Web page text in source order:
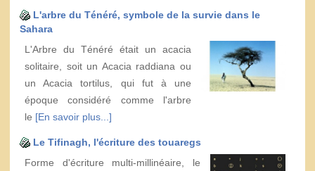
L'arbre du Ténéré, symbole de la survie dans le
Sahara
L'Arbre du Ténéré était un acacia
solitaire, soit un Acacia raddiana ou
un Acacia tortilus, qui fut à une
époque considéré comme l'arbre
le [En savoir plus...]
Le Tifinagh, l'écriture des touaregs
Forme d'écriture multi-millinéaire, le